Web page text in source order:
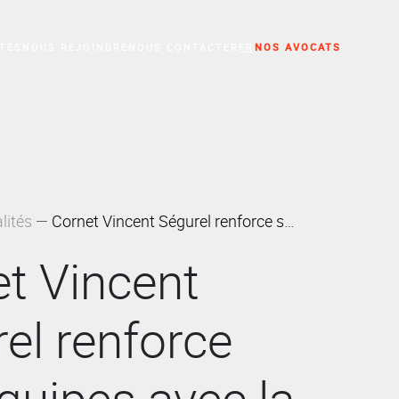
NOS AVOCATS
Cornet Vincent Ségurel renforce ses équipes avec la nomination de 5 associés et 2 avocats directeurs
Vincent
renforce